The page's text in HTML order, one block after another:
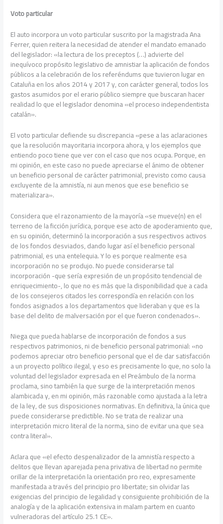
Voto particular
El auto incorpora un voto particular suscrito por la magistrada Ana
Ferrer, quien reitera la necesidad de atender el mandato emanado
del legislador: «la lectura de los preceptos (…) advierte del
inequívoco propósito legislativo de amnistiar la aplicación de fondos
públicos a la celebración de los referéndums que tuvieron lugar en
Cataluña en los años 2014 y 2017 y, con carácter general, todos los
gastos asumidos por el erario público siempre que buscaran hacer
realidad lo que el legislador denomina «el proceso independentista
catalán».
El voto particular defiende su discrepancia «pese a las aclaraciones
que la resolución mayoritaria incorpora ahora, y los ejemplos que
entiendo poco tiene que ver con el caso que nos ocupa. Porque, en
mi opinión, en este caso no puede apreciarse el ánimo de obtener
un beneficio personal de carácter patrimonial, previsto como causa
excluyente de la amnistía, ni aun menos que ese beneficio se
materializara».
Considera que el razonamiento de la mayoría «se mueve(n) en el
terreno de la ficción jurídica, porque ese acto de apoderamiento que,
en su opinión, determinó la incorporación a sus respectivos activos
de los fondos desviados, dando lugar así el beneficio personal
patrimonial, es una entelequia. Y lo es porque realmente esa
incorporación no se produjo. No puede considerarse tal
incorporación -que sería expresión de un propósito tendencial de
enriquecimiento-, lo que no es más que la disponibilidad que a cada
de los consejeros citados les correspondía en relación con los
fondos asignados a los departamentos que lideraban y que es la
base del delito de malversación por el que fueron condenados».
Niega que pueda hablarse de incorporación de fondos a sus
respectivos patrimonios, ni de beneficio personal patrimonial: «no
podemos apreciar otro beneficio personal que el de dar satisfacción
a un proyecto político ilegal, y eso es precisamente lo que, no solo la
voluntad del legislador expresada en el Preámbulo de la norma
proclama, sino también la que surge de la interpretación menos
alambicada y, en mi opinión, más razonable como ajustada a la letra
de la ley, de sus disposiciones normativas. En definitiva, la única que
puede considerarse predictible. No se trata de realizar una
interpretación micro literal de la norma, sino de evitar una que sea
contra literal».
Aclara que «el efecto despenalizador de la amnistía respecto a
delitos que llevan aparejada pena privativa de libertad no permite
orillar de la interpretación la orientación pro reo, expresamente
manifestada a través del principio pro libertate; sin olvidar las
exigencias del principio de legalidad y consiguiente prohibición de la
analogía y de la aplicación extensiva in malam partem en cuanto
vulneradoras del artículo 25.1 CE».